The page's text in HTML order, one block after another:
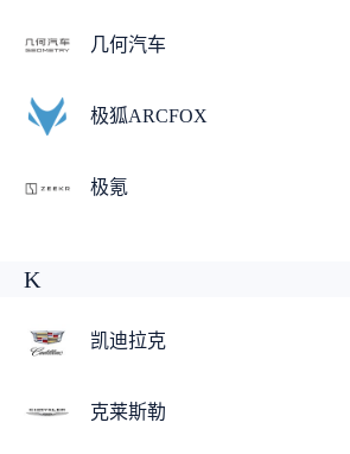
几何汽车
极狐ARCFOX
极氪
K
凯迪拉克
克莱斯勒